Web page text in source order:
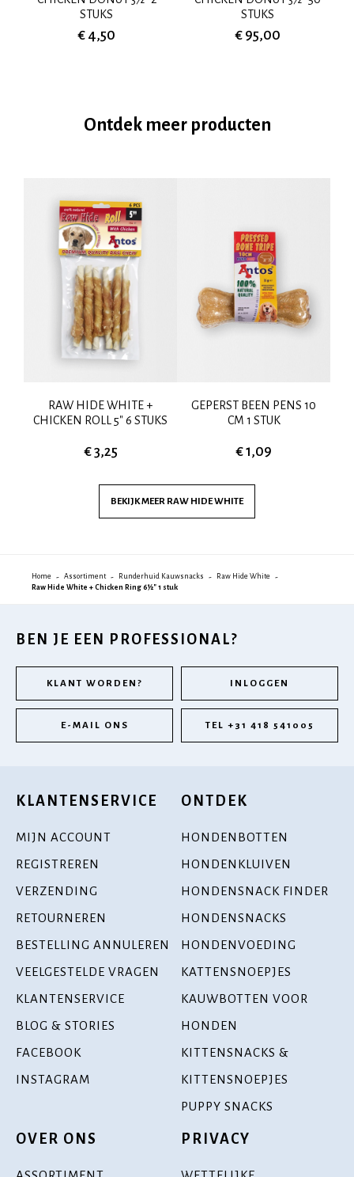
STUKS
€ 4,50
STUKS
€ 95,00
Ontdek meer producten
RAW HIDE WHITE +
CHICKEN ROLL 5" 6 STUKS
€ 3,25
GEPERST BEEN PENS 10
CM 1 STUK
€ 1,09
BEKIJK MEER RAW HIDE WHITE
Home Assortiment Runderhuid Kauwsnacks
Raw Hide White
Raw Hide White + Chicken Ring 6½" 1 stuk
BEN JE EEN PROFESSIONAL?
KLANT WORDEN? INLOGGEN
E-MAIL ONS TEL +31 418 541005
KLANTENSERVICE
MIJN ACCOUNT
REGISTREREN
VERZENDING
RETOURNEREN
BESTELLING ANNULEREN
VEELGESTELDE VRAGEN
KLANTENSERVICE
BLOG & STORIES
FACEBOOK
INSTAGRAM
ONTDEK
HONDENBOTTEN
HONDENKLUIVEN
HONDENSNACK FINDER
HONDENSNACKS
HONDENVOEDING
KATTENSNOEPJES
KAUWBOTTEN VOOR
HONDEN
KITTENSNACKS &
KITTENSNOEPJES
PUPPY SNACKS
OVER ONS PRIVACY